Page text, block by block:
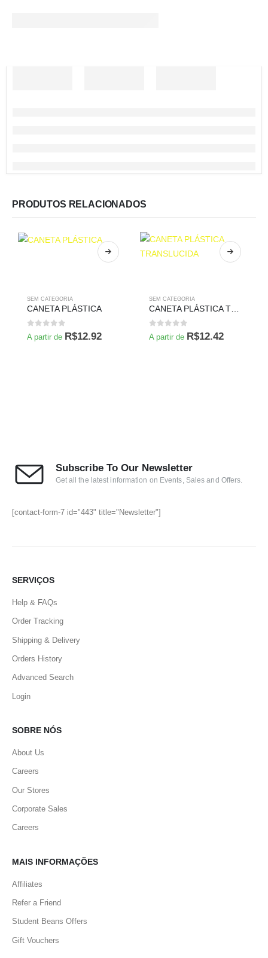
PRODUTOS RELACIONADOS
SEM CATEGORIA
CANETA PLÁSTICA
0 de 5
A partir de R$12.92
SEM CATEGORIA
CANETA PLÁSTICA TRANSLUCIDA
0 de 5
A partir de R$12.42
Subscribe To Our Newsletter
Get all the latest information on Events, Sales and Offers.
[contact-form-7 id="443" title="Newsletter"]
SERVIÇOS
Help & FAQs
Order Tracking
Shipping & Delivery
Orders History
Advanced Search
Login
SOBRE NÓS
About Us
Careers
Our Stores
Corporate Sales
Careers
MAIS INFORMAÇÕES
Affiliates
Refer a Friend
Student Beans Offers
Gift Vouchers